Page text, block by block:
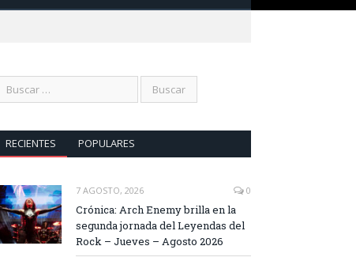
RECIENTES POPULARES
7 AGOSTO, 2026 0
Crónica: Arch Enemy brilla en la
segunda jornada del Leyendas del
Rock – Jueves – Agosto 2026